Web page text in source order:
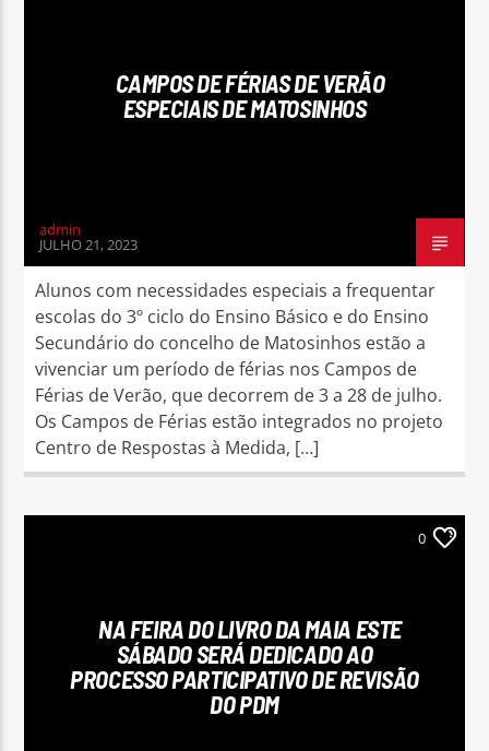
CAMPOS DE FÉRIAS DE VERÃO
ESPECIAIS DE MATOSINHOS
admin
JULHO 21, 2023
Alunos com necessidades especiais a frequentar
escolas do 3º ciclo do Ensino Básico e do Ensino
Secundário do concelho de Matosinhos estão a
vivenciar um período de férias nos Campos de
Férias de Verão, que decorrem de 3 a 28 de julho.
Os Campos de Férias estão integrados no projeto
Centro de Respostas à Medida, […]
0
NA FEIRA DO LIVRO DA MAIA ESTE
SÁBADO SERÁ DEDICADO AO
PROCESSO PARTICIPATIVO DE REVISÃO
DO PDM